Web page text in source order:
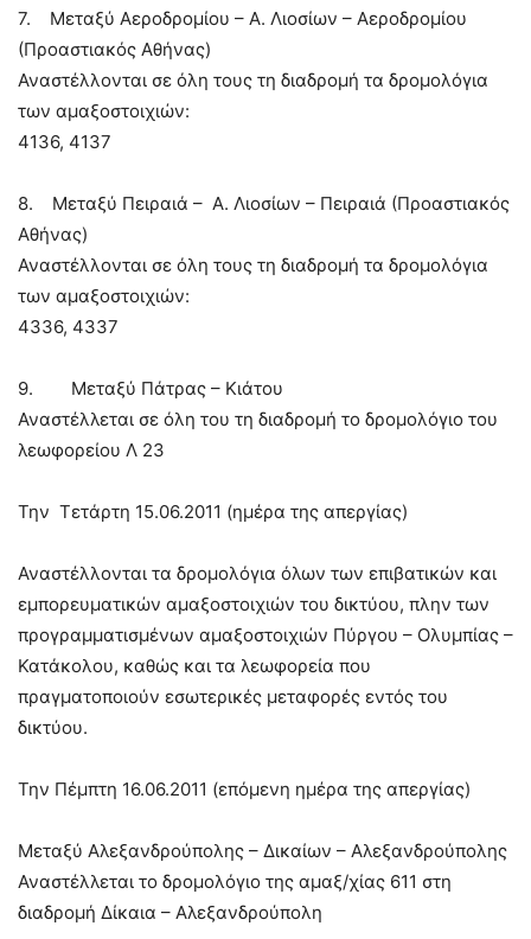
7. Μεταξύ Αεροδρομίου – Α. Λιοσίων – Αεροδρομίου
(Προαστιακός Αθήνας)
Αναστέλλονται σε όλη τους τη διαδρομή τα δρομολόγια
των αμαξοστοιχιών:
4136, 4137
8. Μεταξύ Πειραιά – Α. Λιοσίων – Πειραιά (Προαστιακός
Αθήνας)
Αναστέλλονται σε όλη τους τη διαδρομή τα δρομολόγια
των αμαξοστοιχιών:
4336, 4337
9. Μεταξύ Πάτρας – Κιάτου
Αναστέλλεται σε όλη του τη διαδρομή το δρομολόγιο του
λεωφορείου Λ 23
Την Τετάρτη 15.06.2011 (ημέρα της απεργίας)
Αναστέλλονται τα δρομολόγια όλων των επιβατικών και
εμπορευματικών αμαξοστοιχιών του δικτύου, πλην των
προγραμματισμένων αμαξοστοιχιών Πύργου – Ολυμπίας –
Κατάκολου, καθώς και τα λεωφορεία που
πραγματοποιούν εσωτερικές μεταφορές εντός του
δικτύου.
Την Πέμπτη 16.06.2011 (επόμενη ημέρα της απεργίας)
Μεταξύ Αλεξανδρούπολης – Δικαίων – Αλεξανδρούπολης
Αναστέλλεται το δρομολόγιο της αμαξ/χίας 611 στη
διαδρομή Δίκαια – Αλεξανδρούπολη